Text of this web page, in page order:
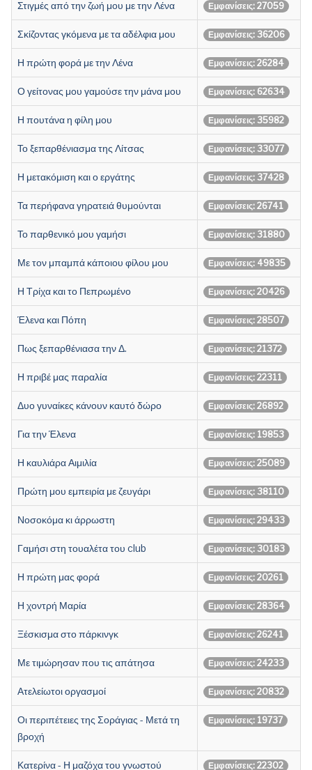
Στιγμές από την ζωή μου με την Λένα Εμφανίσεις: 27059
Σκίζοντας γκόμενα με τα αδέλφια μου Εμφανίσεις: 36206
Η πρώτη φορά με την Λένα Εμφανίσεις: 26284
Ο γείτονας μου γαμούσε την μάνα μου Εμφανίσεις: 62634
Η πουτάνα η φίλη μου Εμφανίσεις: 35982
Το ξεπαρθένιασμα της Λίτσας Εμφανίσεις: 33077
Η μετακόμιση και ο εργάτης Εμφανίσεις: 37428
Τα περήφανα γηρατειά θυμούνται Εμφανίσεις: 26741
Το παρθενικό μου γαμήσι Εμφανίσεις: 31880
Με τον μπαμπά κάποιου φίλου μου Εμφανίσεις: 49835
Η Τρίχα και το Πεπρωμένο Εμφανίσεις: 20426
Έλενα και Πόπη Εμφανίσεις: 28507
Πως ξεπαρθένιασα την Δ. Εμφανίσεις: 21372
Η πριβέ μας παραλία Εμφανίσεις: 22311
Δυο γυναίκες κάνουν καυτό δώρο Εμφανίσεις: 26892
Για την Έλενα Εμφανίσεις: 19853
Η καυλιάρα Αιμιλία Εμφανίσεις: 25089
Πρώτη μου εμπειρία με ζευγάρι Εμφανίσεις: 38110
Νοσοκόμα κι άρρωστη Εμφανίσεις: 29433
Γαμήσι στη τουαλέτα του club Εμφανίσεις: 30183
Η πρώτη μας φορά Εμφανίσεις: 20261
Η χοντρή Μαρία Εμφανίσεις: 28364
Ξέσκισμα στο πάρκινγκ Εμφανίσεις: 26241
Με τιμώρησαν που τις απάτησα Εμφανίσεις: 24233
Ατελείωτοι οργασμοί Εμφανίσεις: 20832
Οι περιπέτειες της Σοράγιας - Μετά τη
βροχή
Εμφανίσεις: 19737
Κατερίνα - Η μαζόχα του γνωστού Εμφανίσεις: 22302